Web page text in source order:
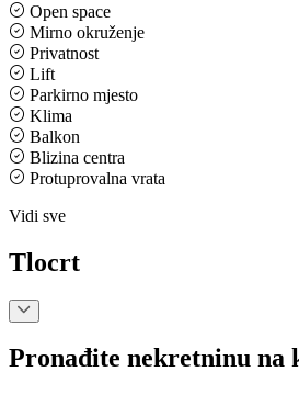
Open space
Mirno okruženje
Privatnost
Lift
Parkirno mjesto
Klima
Balkon
Blizina centra
Protuprovalna vrata
Vidi sve
Tlocrt
Pronađite nekretninu na